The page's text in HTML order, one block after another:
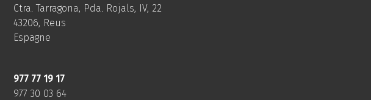
Ctra. Tarragona, Pda. Rojals, IV, 22
43206, Reus
Espagne
977 77 19 17
977 30 03 64